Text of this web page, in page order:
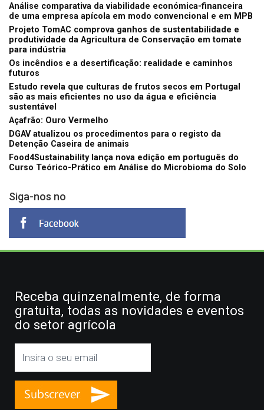
Análise comparativa da viabilidade económica-financeira
de uma empresa apícola em modo convencional e em MPB
Projeto TomAC comprova ganhos de sustentabilidade e
produtividade da Agricultura de Conservação em tomate
para indústria
Os incêndios e a desertificação: realidade e caminhos
futuros
Estudo revela que culturas de frutos secos em Portugal
são as mais eficientes no uso da água e eficiência
sustentável
Açafrão: Ouro Vermelho
DGAV atualizou os procedimentos para o registo da
Detenção Caseira de animais
Food4Sustainability lança nova edição em português do
Curso Teórico-Prático em Análise do Microbioma do Solo
Siga-nos no
Receba quinzenalmente, de forma
gratuita, todas as novidades e eventos
do setor agrícola